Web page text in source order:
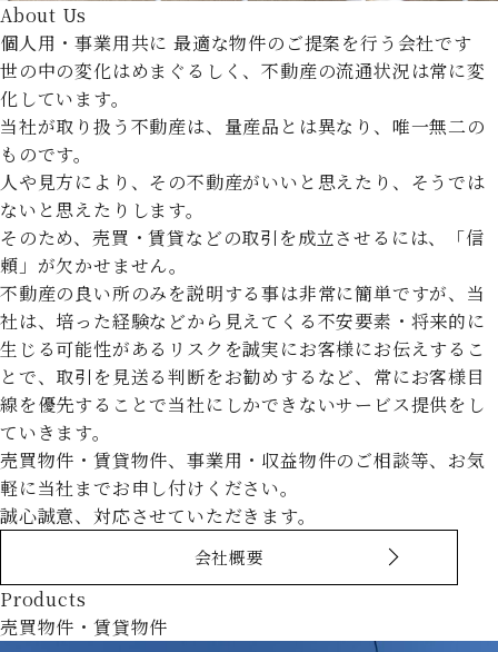
About Us
個人用・事業用共に 最適な物件のご提案を行う会社です
世の中の変化はめまぐるしく、不動産の流通状況は常に変
化しています。
当社が取り扱う不動産は、量産品とは異なり、唯一無二の
ものです。
人や見方により、その不動産がいいと思えたり、そうでは
ないと思えたりします。
そのため、売買・賃貸などの取引を成立させるには、「信
頼」が欠かせません。
不動産の良い所のみを説明する事は非常に簡単ですが、当
社は、培った経験などから見えてくる不安要素・将来的に
生じる可能性があるリスクを誠実にお客様にお伝えするこ
とで、取引を見送る判断をお勧めするなど、常にお客様目
線を優先することで当社にしかできないサービス提供をし
ていきます。
売買物件・賃貸物件、事業用・収益物件のご相談等、お気
軽に当社までお申し付けください。
誠心誠意、対応させていただきます。
会社概要
Products
売買物件・賃貸物件